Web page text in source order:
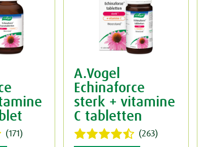
(171)
A.Vogel
Echinaforce
sterk + vitamine
C tabletten
(263)